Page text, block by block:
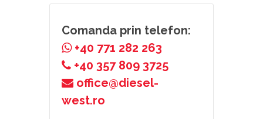
Comanda prin telefon:
+40 771 282 263
+40 357 809 3725
office@diesel-
west.ro